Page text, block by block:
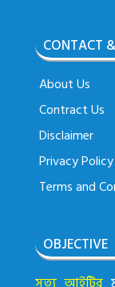
CONTACT
About Us
Contract Us
Disclaimer
Privacy Policy
Terms and
OBJECTIVE